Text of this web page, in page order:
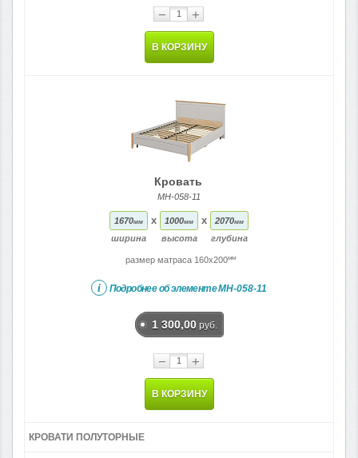
− +
В КОРЗИНУ
Кровать
МН-058-11
1670мм
ширина
x 1000мм
высота
x 2070мм
глубина
размер матраса 160x200мм
i Подробнее об элементеМН-058-11
1 300,00 руб.
− +
В КОРЗИНУ
КРОВАТИ ПОЛУТОРНЫЕ